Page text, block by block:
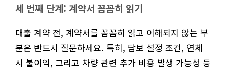
세 번째 단계: 계약서 꼼꼼히 읽기
대출 계약 전, 계약서를 꼼꼼히 읽고 이해되지 않는 부
분은 반드시 질문하세요. 특히, 담보 설정 조건, 연체
시 불이익, 그리고 차량 관련 추가 비용 발생 가능성 등